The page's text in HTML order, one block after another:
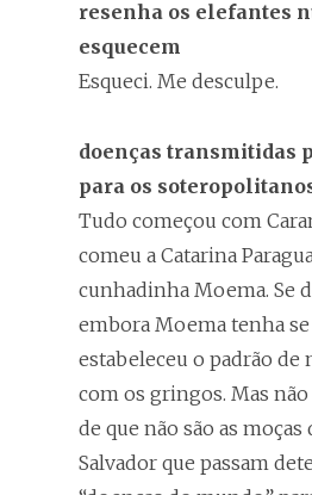
resenha os elefantes
esquecem
Esqueci. Me desculpe.
doenças transmitidas
para os
Tudo começou com
comeu a Catarina
cunhadinha Moema. Se
embora Moema tenha se
estabeleceu o padrão de
com os gringos. Mas
de que não são as
Salvador que passam